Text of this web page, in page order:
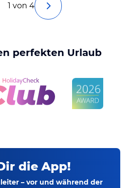
1 von 4
perfekten Urlaub
die App!
– vor und während der